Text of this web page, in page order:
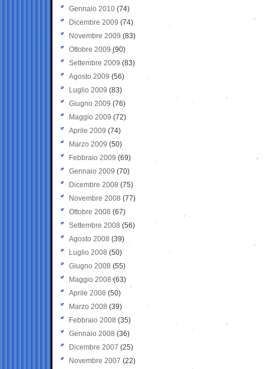
Gennaio 2010 (74)
Dicembre 2009 (74)
Novembre 2009 (83)
Ottobre 2009 (90)
Settembre 2009 (83)
Agosto 2009 (56)
Luglio 2009 (83)
Giugno 2009 (76)
Maggio 2009 (72)
Aprile 2009 (74)
Marzo 2009 (50)
Febbraio 2009 (69)
Gennaio 2009 (70)
Dicembre 2008 (75)
Novembre 2008 (77)
Ottobre 2008 (67)
Settembre 2008 (56)
Agosto 2008 (39)
Luglio 2008 (50)
Giugno 2008 (55)
Maggio 2008(63)
Aprile 2008 (50)
Marzo 2008 (39)
Febbraio 2008 (35)
Gennaio 2008 (36)
Dicembre 2007 (25)
Novembre 2007 (22)